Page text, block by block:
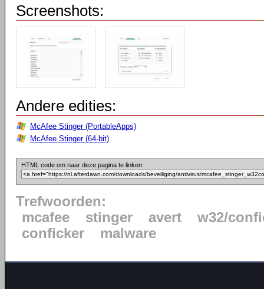
Screenshots:
Andere edities:
McAfee Stinger (PortableApps)
McAfee Stinger (64-bit)
HTML code om naar deze pagina te linken:
Trefwoorden:
mcafee
stinger avert
w32/
conficker
malware